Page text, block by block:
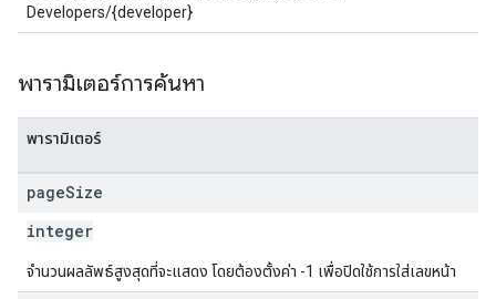
Developers/{developer}
พารามิเตอร์การค้นหา
พารามิเตอร์
pageSize
integer
จำนวนผลลัพธ์สูงสุดที่จะแสดง โดยต้องตั้งค่า -1 เพื่อปิดใช้การใส่เลขหน้า